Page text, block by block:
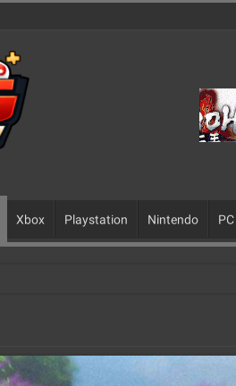
Xbox Playstation Nintendo PC